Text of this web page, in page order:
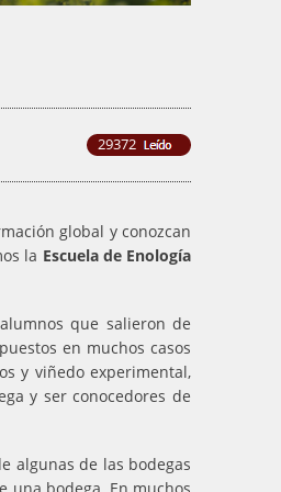
29372
global y conozcan
la Escuela de Enología
que salieron de
en muchos casos
y viñedo experimental,
y ser conocedores de
algunas de las bodegas